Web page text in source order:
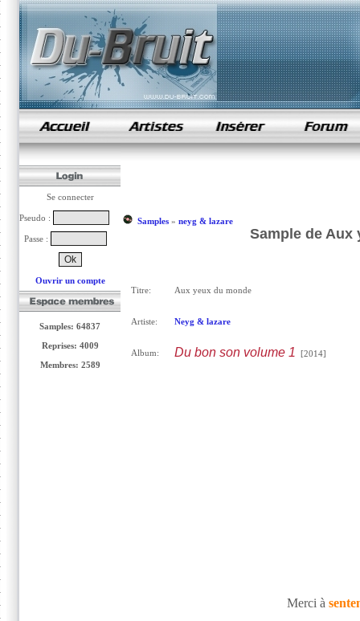
samples de rap
Se connecter
Pseudo :
Passe :
Ouvrir un compte
Samples: 64837
Reprises: 4009
Membres: 2589
Samples» neyg & lazare
Sample de Aux
Titre: Aux yeux du monde
Artiste: Neyg & lazare
Album: Du bon son volume 1 [2014]
Merci à